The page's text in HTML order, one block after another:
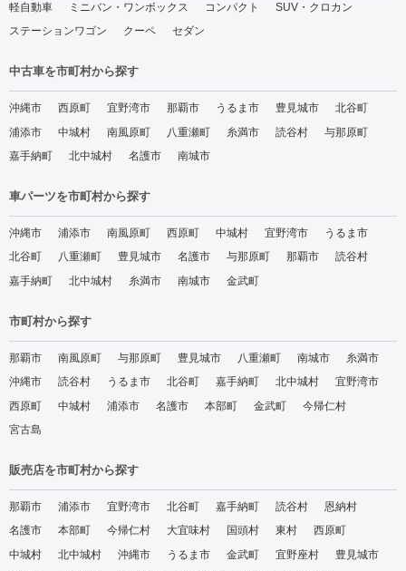
軽自動車 ミニバン・ワンボックス コンパクト
SUV・クロカン
ステーションワゴン
クーペ セダン
中古車を市町村から探す
沖縄市 西原町 宜野湾市 那覇市 うるま市 豊見城市
北谷町
浦添市
中城村 南風原町 八重瀬町 糸満市 読谷村
与那原町
嘉手納町
北中城村 名護市 南城市
車パーツを市町村から探す
沖縄市 浦添市 南風原町 西原町 中城村 宜野湾市
うるま市
北谷町
八重瀬町 豊見城市 名護市 与那原町 那覇市
読谷村
嘉手納町
北中城村 糸満市 南城市 金武町
市町村から探す
那覇市 南風原町 与那原町 豊見城市 八重瀬町 南城市
糸満市
沖縄市
読谷村 うるま市 北谷町 嘉手納町 北中城村
宜野湾市
西原町
中城村 浦添市 名護市 本部町 金武町
今帰仁村
宮古島
販売店を市町村から探す
那覇市 浦添市 宜野湾市 北谷町 嘉手納町 読谷村
恩納村
名護市
本部町 今帰仁村 大宜味村 国頭村 東村
西原町
中城村
北中城村 沖縄市 うるま市 金武町 宜野座村
豊見城市